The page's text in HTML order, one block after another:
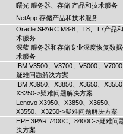
曙光 服务器、存储 产品和技术服务
NetApp 存储产品和技术服务
Oracle SPARC M8-8、T8、T7产品
术服务
深蓝 服务器和存储专业深度恢复数
术服务
IBM V3500、V3700、V5000、
疑难问题解决方案
IBM X3950、X3850、X3650、X3550
X3250->疑难问题解决方案
Lenovo X3950、X3850、X3650、
X3550、X3250->疑难问题解决方案
HPE 3PAR 7400C、8400C->疑难问
决方案